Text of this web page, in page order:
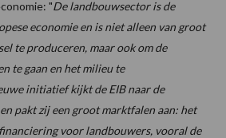
"De landbouwsector is de
economie en is niet alleen van groot
te produceren, maar ook om de
te gaan en het milieu te
initiatief kijkt de EIB naar de
pakt zij een groot marktfalen aan: het
voor landbouwers, vooral de